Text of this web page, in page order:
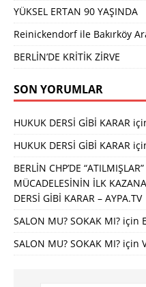
YÜKSEL ERTAN 90 YAŞINDA
Reinickendorf ile Bakırköy
BERLİN’DE KRİTİK ZİRVE
SON YORUMLAR
HUKUK DERSİ GİBİ KARAR
HUKUK DERSİ GİBİ KARAR
BERLİN CHP’DE
MÜCADELESİNİN İLK
DERSİ GİBİ KARAR – AYPA.TV
SALON MU? SOKAK MI? için
SALON MU? SOKAK MI? için